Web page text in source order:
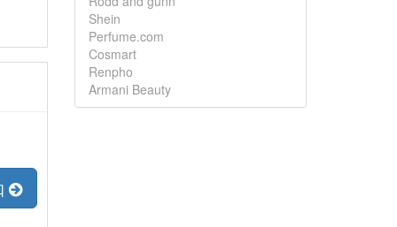
Shein
Perfume.com
Cosmart
Renpho
Armani Beauty